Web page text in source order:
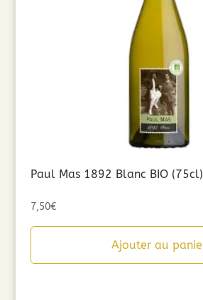
Paul Mas 1892 Blanc BIO
7,50€
Ajouter au